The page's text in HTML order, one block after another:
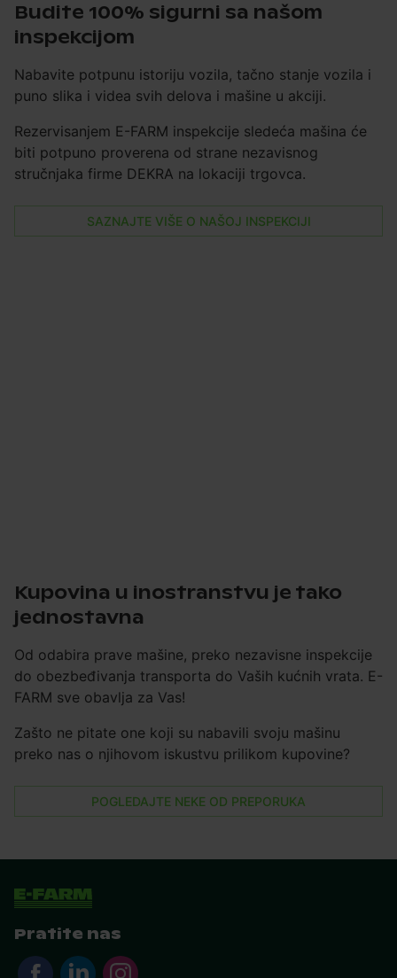
Budite 100% sigurni sa našom
inspekcijom
Nabavite potpunu istoriju vozila, tačno stanje vozila i
puno slika i videa svih delova i mašine u akciji.
Rezervisanjem E-FARM inspekcije sledeća mašina će
biti potpuno proverena od strane nezavisnog
stručnjaka firme DEKRA na lokaciji trgovca.
SAZNAJTE VIŠE O NAŠOJ INSPEKCIJI
Kupovina u inostranstvu je tako
jednostavna
Od odabira prave mašine, preko nezavisne inspekcije
do obezbeđivanja transporta do Vaših kućnih vrata. E-
FARM sve obavlja za Vas!
Zašto ne pitate one koji su nabavili svoju mašinu
preko nas o njihovom iskustvu prilikom kupovine?
POGLEDAJTE NEKE OD PREPORUKA
Pratite nas